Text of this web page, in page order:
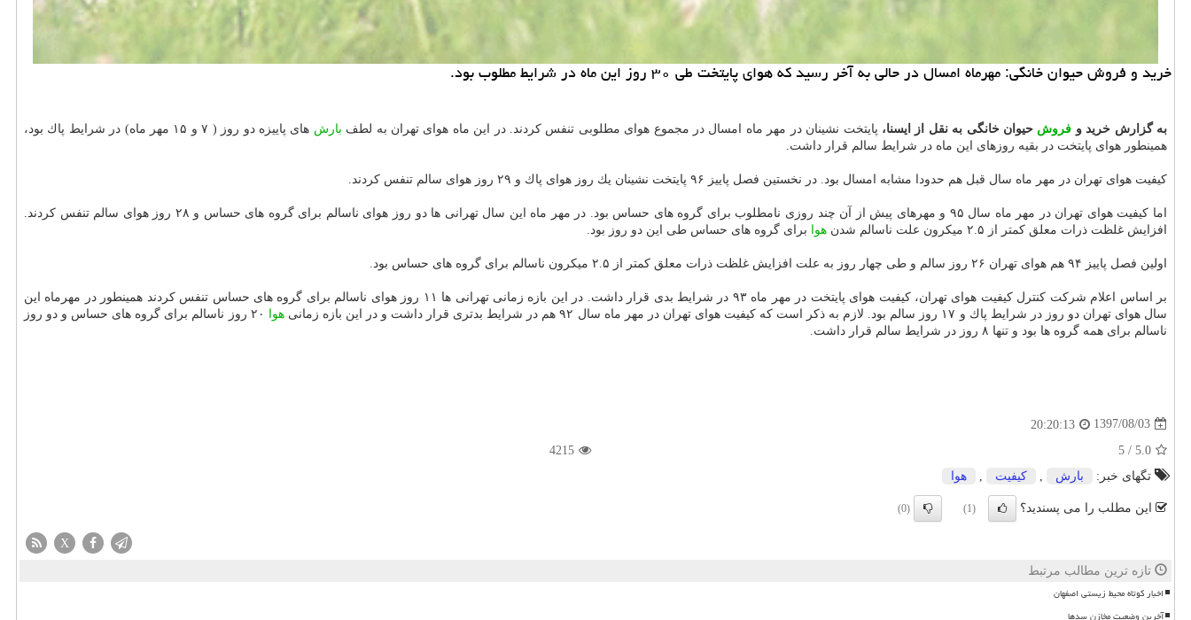
خرید و فروش حیوان خانگی: مهرماه امسال در حالی به آخر رسید كه هوای پایتخت طی ۳۰ روز این ماه در شرایط مطلوب بود.
به گزارش خرید و فروش حیوان خانگی به نقل از ایسنا، پایتخت نشینان در مهر ماه امسال در مجموع هوای مطلوبی تنفس كردند. در این ماه هوای تهران به لطف بارش
های پاییزه دو روز ( ۷ و ۱۵ مهر ماه) در شرایط پاك بود،
همینطور هوای پایتخت در بقیه روزهای این ماه در شرایط سالم قرار داشت.
كیفیت هوای تهران در مهر ماه سال قبل هم حدودا مشابه امسال بود. در نخستین فصل پاییز ۹۶ پایتخت نشینان یك روز هوای پاك و ۲۹ روز هوای سالم تنفس كردند.
اما كیفیت هوای تهران در مهر ماه سال ۹۵ و مهرهای پیش از آن چند روزی نامطلوب برای گروه های حساس بود. در مهر ماه این سال تهرانی ها دو روز هوای ناسالم برای گروه های حساس و ۲۸ روز هوای سالم تنفس كردند.
افزایش غلظت ذرات معلق كمتر از ۲.۵ میكرون علت ناسالم شدن
هوا برای گروه های حساس طی این دو روز بود.
اولین فصل پاییز ۹۴ هم هوای تهران ۲۶ روز سالم و طی چهار روز به علت افزایش غلظت ذرات معلق كمتر از ۲.۵ میكرون ناسالم برای گروه های حساس بود.
بر اساس اعلام شركت كنترل كیفیت هوای تهران، كیفیت هوای پایتخت در مهر ماه ۹۳ در شرایط بدی قرار داشت. در این بازه زمانی تهرانی ها ۱۱ روز هوای ناسالم برای گروه های حساس تنفس كردند همینطور در مهرماه این
سال هوای تهران دو روز در شرایط پاك و ۱۷ روز سالم بود. لازم به ذكر است كه كیفیت هوای تهران در مهر ماه سال ۹۲ هم در شرایط بدتری قرار داشت و در این بازه زمانی
هوا
۲۰ روز ناسالم برای گروه های حساس و دو روز
ناسالم برای همه گروه ها بود و تنها ۸ روز در شرایط سالم قرار داشت.
1397/08/03
20:20:13
5.0
/
5
4215
تگهای خبر:
بارش كیفیت هوا
این مطلب را می پسندید؟ (1)
(0)
X
تازه ترین مطالب مرتبط
اخبار کوتاه محیط زیستی اصفهان
آخرین وضعیت مخازن سدها